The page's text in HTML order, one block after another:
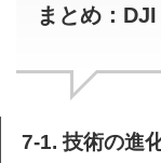
まとめ：
7-1. 技術の進